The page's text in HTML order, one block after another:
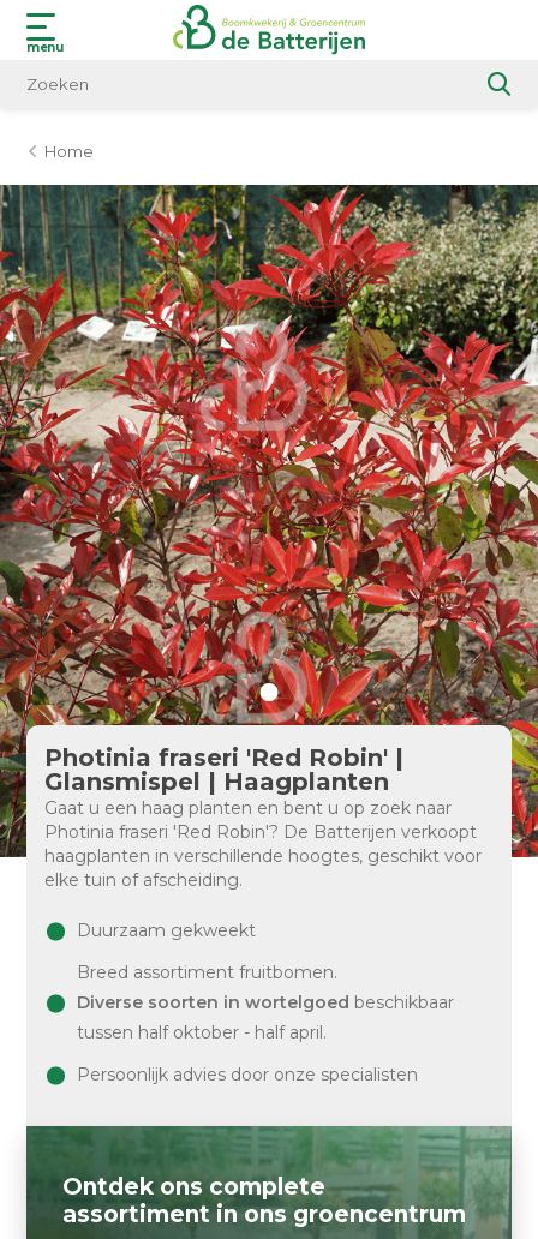
menu
Home
Photinia fraseri 'Red Robin' |
Glansmispel | Haagplanten
Gaat u een haag planten en bent u op zoek naar
Photinia fraseri 'Red Robin'? De Batterijen verkoopt
haagplanten in verschillende hoogtes, geschikt voor
elke tuin of afscheiding.
Duurzaam gekweekt
Breed assortiment fruitbomen.
Diverse soorten in wortelgoed beschikbaar
tussen half oktober - half april.
Persoonlijk advies door onze specialisten
Ontdek ons complete
assortiment in ons groencentrum